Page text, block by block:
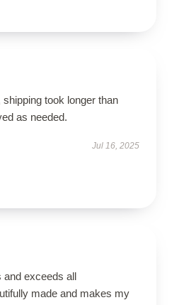
took longer than
as needed.
Jul 16, 2025
and exceeds all
made and makes my